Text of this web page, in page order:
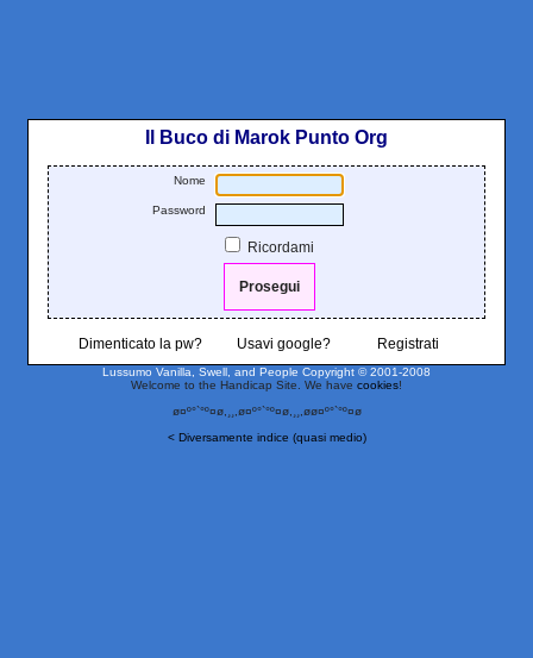
Il Buco di Marok Punto Org
Nome
Password
Ricordami
Dimenticato la pw? Usavi google? Registrati
Lussumo Vanilla, Swell, and People Copyright © 2001-2008
Welcome to the Handicap Site. We have cookies!
ø¤º°`°º¤ø,¸¸,ø¤º°`°º¤ø,¸¸,øø¤º°`°º¤ø
< Diversamente indice (quasi medio)